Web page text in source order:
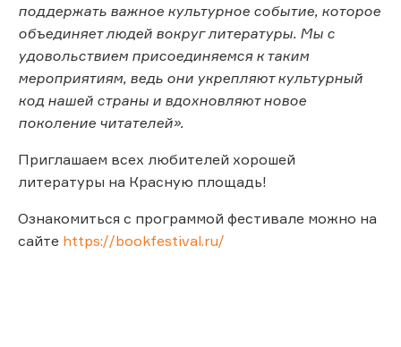
поддержать важное культурное событие, которое
объединяет людей вокруг литературы. Мы с
удовольствием присоединяемся к таким
мероприятиям, ведь они укрепляют культурный
код нашей страны и вдохновляют новое
поколение читателей».
Приглашаем всех любителей хорошей
литературы на Красную площадь!
Ознакомиться с программой фестивале можно на
сайте https://bookfestival.ru/